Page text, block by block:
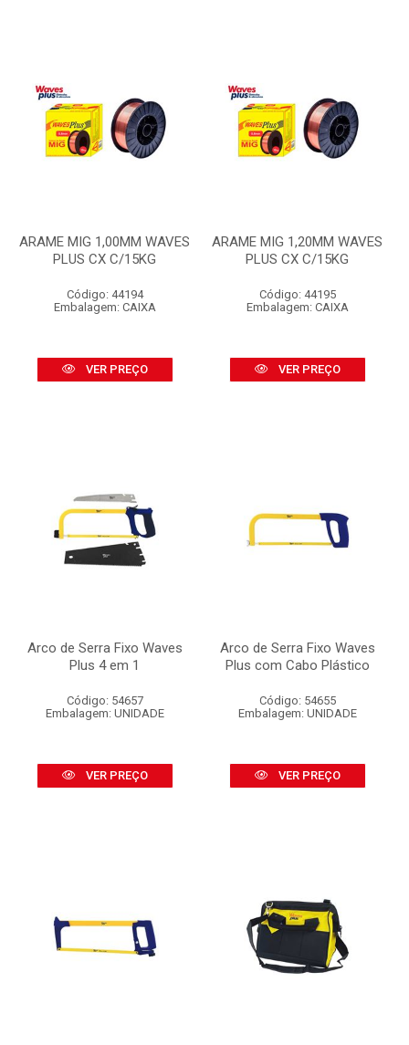
ARAME MIG 1,00MM WAVES
PLUS CX C/15KG
Código: 44194
Embalagem: CAIXA
VER PREÇO
ARAME MIG 1,20MM WAVES
PLUS CX C/15KG
Código: 44195
Embalagem: CAIXA
VER PREÇO
Arco de Serra Fixo Waves
Plus 4 em 1
Código: 54657
Embalagem: UNIDADE
VER PREÇO
Arco de Serra Fixo Waves
Plus com Cabo Plástico
Código: 54655
Embalagem: UNIDADE
VER PREÇO